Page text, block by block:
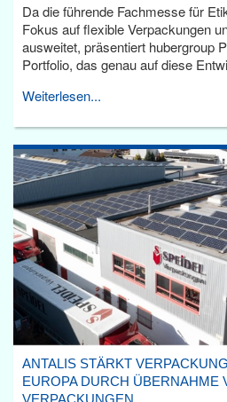
Da die führende Fachmesse für
Fokus auf flexible Verpackungen
ausweitet, präsentiert hubergroup
Portfolio, das genau auf diese
Weiterlesen...
ANTALIS STÄRKT
EUROPA DURCH ÜBERNAHME
VERPACKUNGEN